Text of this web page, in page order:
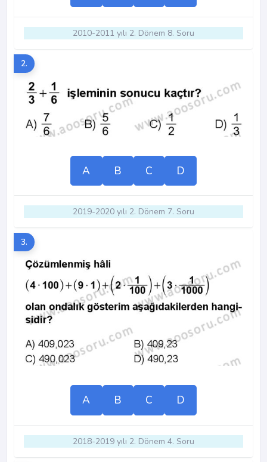
2010-2011 yılı 2. Dönem 8. Soru
2.
A B C D
2019-2020 yılı 2. Dönem 7. Soru
3.
A B C D
2018-2019 yılı 2. Dönem 4. Soru